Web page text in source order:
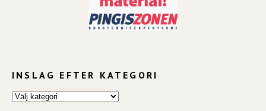
INSLAG EFTER KATEGORI